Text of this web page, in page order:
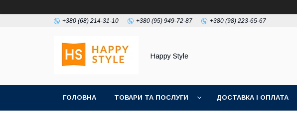
+380 (68) 214-31-10 +380 (95) 949-72-87 +380 (98) 223-65-67
Happy Style
ГОЛОВНА ТОВАРИ ТА ПОСЛУГИ ДОСТАВКА І ОПЛАТА